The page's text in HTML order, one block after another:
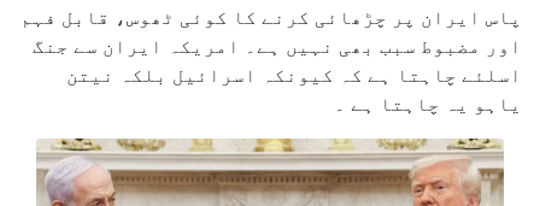
پاس ایران پر چڑھائی کرنے کا کوئی ٹھوس، قابل فہم
اور مضبوط سبب بھی نہیں ہے۔ امریکہ ایران سے جنگ
اسلئے چاہتا ہے کہ کیونکہ اسرائیل بلکہ نیتن
یاہو یہ چاہتا ہے ۔